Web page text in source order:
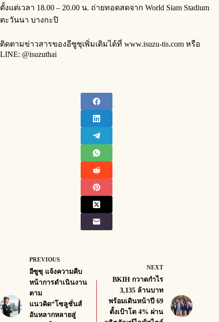
ตั้งแต่เวลา 18.00 – 20.00 น. ถ่ายทอดสดจาก World Siam Stadium
ตะวันนา บางกะปิ
ติดตามข่าวสารของอีซูซุเพิ่มเติมได้ที่ www.isuzu-tis.com หรือ
LINE: @isuzuthai
PREVIOUS
อีซูซุ แจ้งความคืบ
หน้าการดำเนินงาน
ตาม
แนวคิด“โซลูชั่นส์
อันหลากหลายสู่
NEXT
BKIH กวาดกำไร
3,135 ล้านบาท
พร้อมเดินหน้าปี 69
ตั้งเป้าโต 4% ผ่าน